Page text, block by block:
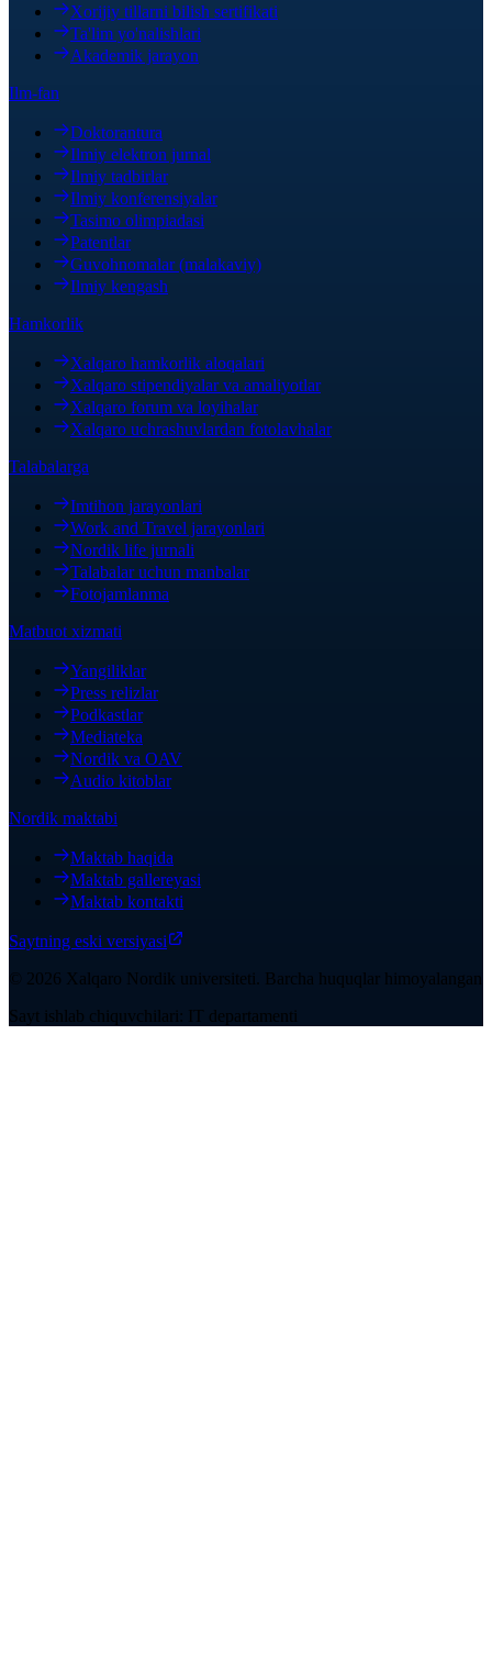
Xorijiy tillarni bilish sertifikati
Ta'lim yo'nalishlari
Akademik jarayon
Ilm-fan
Doktorantura
Ilmiy elektron jurnal
Ilmiy tadbirlar
Ilmiy konferensiyalar
Tasimo olimpiadasi
Patentlar
Guvohnomalar (malakaviy)
Ilmiy kengash
Hamkorlik
Xalqaro hamkorlik aloqalari
Xalqaro stipendiyalar va amaliyotlar
Xalqaro forum va loyihalar
Xalqaro uchrashuvlardan fotolavhalar
Talabalarga
Imtihon jarayonlari
Work and Travel jarayonlari
Nordik life jurnali
Talabalar uchun manbalar
Fotojamlanma
Matbuot xizmati
Yangiliklar
Press relizlar
Podkastlar
Mediateka
Nordik va OAV
Audio kitoblar
Nordik maktabi
Maktab haqida
Maktab gallereyasi
Maktab kontakti
Saytning eski versiyasi
© 2026 Xalqaro Nordik universiteti. Barcha huquqlar himoyalangan
Sayt ishlab chiquvchilari: IT departamenti